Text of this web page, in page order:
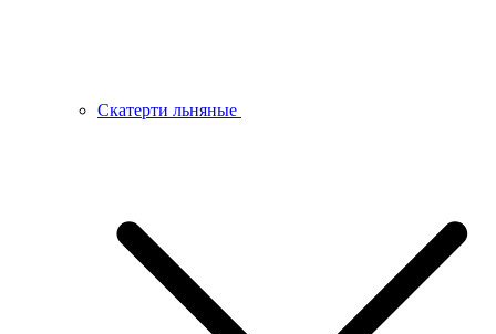
Скатерти льняные